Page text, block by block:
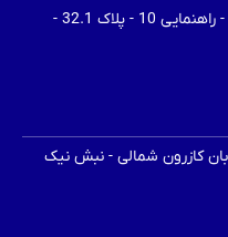
دفتر مرکزی: مشهد - بلوار احمدآباد - راهنمایی 10 - پلاک 32.1 -
کازرون شمالی - نبش نیک